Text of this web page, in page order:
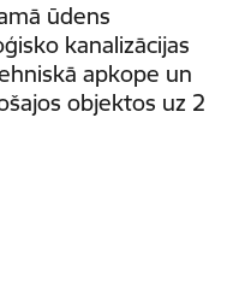
ūdens
kanalizācijas
apkope un
objektos uz 2